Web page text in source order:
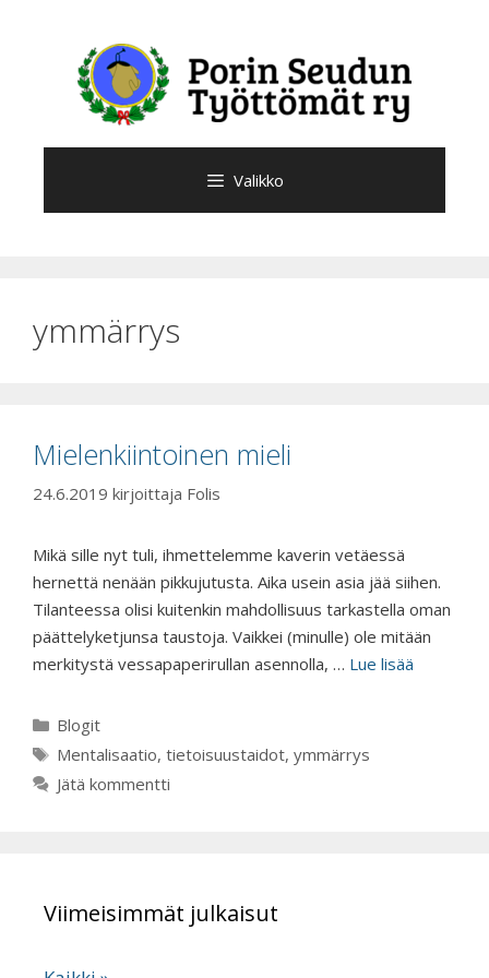
Valikko
ymmärrys
Mielenkiintoinen mieli
24.6.2019 kirjoittaja Folis
Mikä sille nyt tuli, ihmettelemme kaverin vetäessä
hernettä nenään pikkujutusta. Aika usein asia jää siihen.
Tilanteessa olisi kuitenkin mahdollisuus tarkastella oman
päättelyketjunsa taustoja. Vaikkei (minulle) ole mitään
merkitystä vessapaperirullan asennolla, … Lue lisää
Kategoriat
Blogit
Avainsanat
Mentalisaatio, tietoisuustaidot, ymmärrys
Jätä kommentti
Viimeisimmät julkaisut